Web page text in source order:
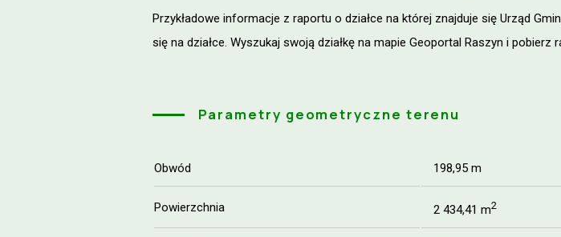
Przykładowe informacje z raportu o działce na której znajduje się Urząd
się na działce. Wyszukaj swoją działkę na mapie Geoportal Raszyn i pobierz
Parametry geometryczne terenu
Obwód 198,95 m
Powierzchnia 2 434,41 m2